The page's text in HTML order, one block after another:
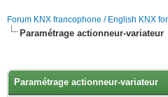
Forum KNX francophone / English KNX
Paramétrage actionneur-variateur
Paramétrage actionneur-variateur